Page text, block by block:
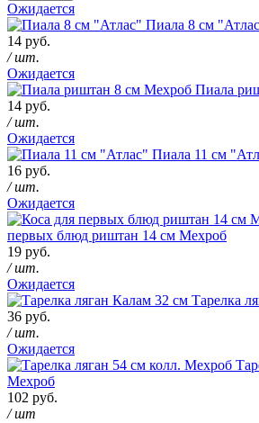
Ожидается
Пиала 8 см
14 руб.
/ шт.
Ожидается
Пиала
14 руб.
/ шт.
Ожидается
Пиала 11 см
16 руб.
/ шт.
Ожидается
первых блюд риштан 14 см Мехроб
19 руб.
/ шт.
Ожидается
Тарелка
36 руб.
/ шт.
Ожидается
Мехроб
102 руб.
/ шт